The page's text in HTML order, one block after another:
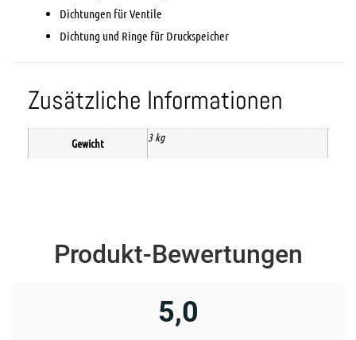
Dichtungen für Ventile
Dichtung und Ringe für Druckspeicher
Zusätzliche Informationen
Gewicht 3 kg
Produkt-Bewertungen
5,0